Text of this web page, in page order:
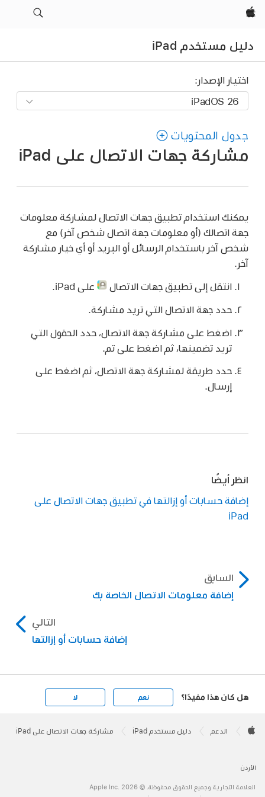
Apple‏
دليل مستخدم iPad
اختيار الإصدار:
جدول المحتويات
مشاركة جهات الاتصال على iPad
يمكنك استخدام تطبيق جهات الاتصال لمشاركة معلومات
جهة اتصالك (أو معلومات جهة اتصال شخص آخر) مع
شخص آخر باستخدام الرسائل أو البريد أو أي خيار مشاركة
آخر.
انتقل إلى تطبيق جهات الاتصال على iPad.
حدد جهة الاتصال التي تريد مشاركة.
اضغط على مشاركة جهة الاتصال، حدد الحقول التي
تريد تضمينها، ثم اضغط على تم.
حدد طريقة لمشاركة جهة الاتصال، ثم اضغط على
إرسال.
انظر أيضًا
إضافة حسابات أو إزالتها في تطبيق جهات الاتصال على
iPad
السابق
إضافة معلومات الاتصال الخاصة بك
التالي
إضافة حسابات أو إزالتها
هل كان هذا مفيدًا؟ نعم لا
Footer

الدعم دليل مستخدم iPad مشاركة جهات الاتصال على iPad
الأردن
العلامة التجارية وجميع الحقوق محفوظة. © 2026 ‏.Apple Inc